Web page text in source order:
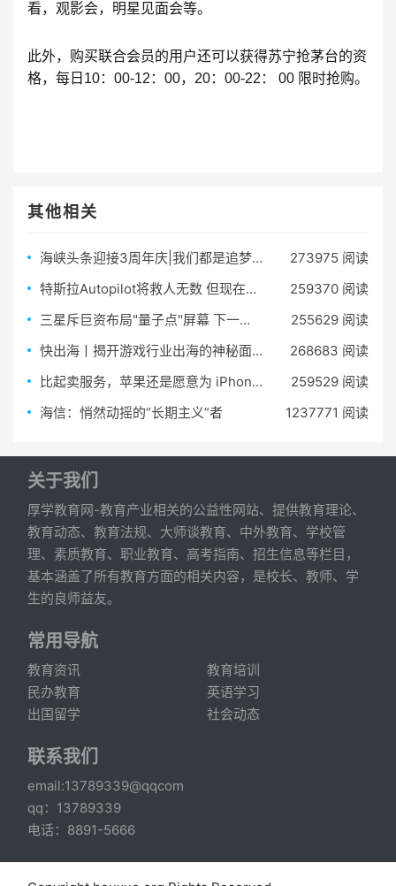
看，观影会，明星见面会等。
此外，购买联合会员的用户还可以获得苏宁抢茅台的资
格，每日10：00-12：00，20：00-22： 00 限时抢购。
其他相关
海峡头条迎接3周年庆|我们都是追梦人！
273975 阅读
特斯拉Autopilot将救人无数 但现在却拿命做测试
259370 阅读
三星斥巨资布局"量子点"屏幕 下一代显示器加速研发
255629 阅读
快出海丨揭开游戏行业出海的神秘面纱
268683 阅读
比起卖服务，苹果还是愿意为 iPhone 投更多广告
259529 阅读
海信：悄然动摇的“长期主义”者
1237771 阅读
关于我们
厚学教育网-教育产业相关的公益性网站、提供教育理论、
教育动态、教育法规、大师谈教育、中外教育、学校管
理、素质教育、职业教育、高考指南、招生信息等栏目，
基本涵盖了所有教育方面的相关内容，是校长、教师、学
生的良师益友。
常用导航
教育资讯
教育培训
民办教育
英语学习
出国留学
社会动态
联系我们
email:13789339@qqcom
qq：13789339
电话：8891-5666